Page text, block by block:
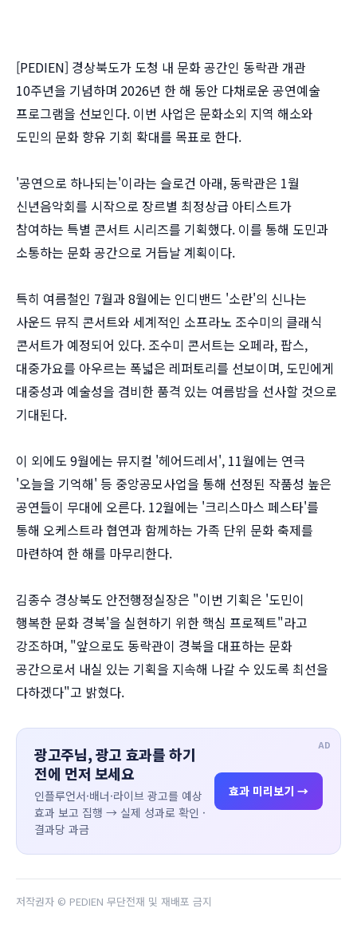
[PEDIEN] 경상북도가 도청 내 문화 공간인 동락관 개관
10주년을 기념하며 2026년 한 해 동안 다채로운 공연예술
프로그램을 선보인다. 이번 사업은 문화소외 지역 해소와
도민의 문화 향유 기회 확대를 목표로 한다.
'공연으로 하나되는'이라는 슬로건 아래, 동락관은 1월
신년음악회를 시작으로 장르별 최정상급 아티스트가
참여하는 특별 콘서트 시리즈를 기획했다. 이를 통해 도민과
소통하는 문화 공간으로 거듭날 계획이다.
특히 여름철인 7월과 8월에는 인디밴드 '소란'의 신나는
사운드 뮤직 콘서트와 세계적인 소프라노 조수미의 클래식
콘서트가 예정되어 있다. 조수미 콘서트는 오페라, 팝스,
대중가요를 아우르는 폭넓은 레퍼토리를 선보이며, 도민에게
대중성과 예술성을 겸비한 품격 있는 여름밤을 선사할 것으로
기대된다.
이 외에도 9월에는 뮤지컬 '헤어드레서', 11월에는 연극
'오늘을 기억해' 등 중앙공모사업을 통해 선정된 작품성 높은
공연들이 무대에 오른다. 12월에는 '크리스마스 페스타'를
통해 오케스트라 협연과 함께하는 가족 단위 문화 축제를
마련하여 한 해를 마무리한다.
김종수 경상북도 안전행정실장은 "이번 기획은 '도민이
행복한 문화 경북'을 실현하기 위한 핵심 프로젝트"라고
강조하며, "앞으로도 동락관이 경북을 대표하는 문화
공간으로서 내실 있는 기획을 지속해 나갈 수 있도록 최선을
다하겠다"고 밝혔다.
AD
광고주님, 광고 효과를 하기
전에 먼저 보세요
인플루언서·배너·라이브 광고를 예상
효과 보고 집행 → 실제 성과로 확인 ·
결과당 과금
효과 미리보기 →
저작권자 © PEDIEN 무단전재 및 재배포 금지